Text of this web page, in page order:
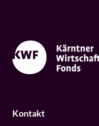
Kontakt